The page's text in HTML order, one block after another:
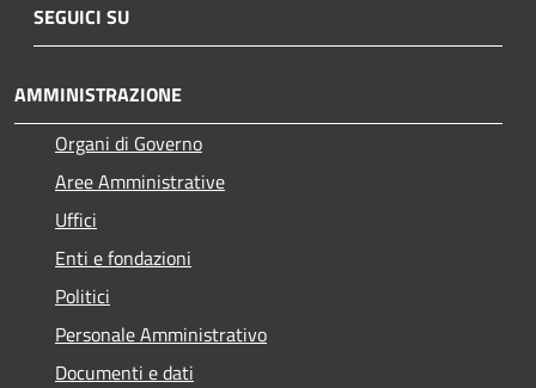
SEGUICI SU
AMMINISTRAZIONE
Organi di Governo
Aree Amministrative
Uffici
Enti e fondazioni
Politici
Personale Amministrativo
Documenti e dati